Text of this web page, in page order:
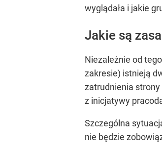
wyglądała i jakie
Jakie są
Niezależnie od
zakresie) istnieją
zatrudnienia strony
z inicjatywy
Szczególna
nie będzie